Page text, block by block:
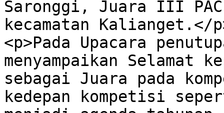
Saronggi, Juara III
kecamatan Kalianget.</
<p>Pada Upacara
menyampaikan Selamat
sebagai Juara pada
kedepan kompetisi